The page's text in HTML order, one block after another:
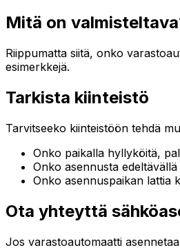
Mitä on
Riippumatta siitä, onko
esimerkkejä.
Tarkista kiinteistö
Tarvitseeko kiinteistöön tehdä
Onko paikalla hyllyköitä,
Onko asennusta
Onko asennuspaikan lattia
Ota yhteyttä
Jos varastoautomaatti